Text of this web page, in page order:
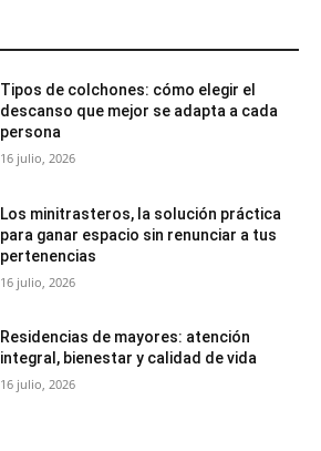
Tipos de colchones: cómo elegir el
descanso que mejor se adapta a cada
persona
16 julio, 2026
Los minitrasteros, la solución práctica
para ganar espacio sin renunciar a tus
pertenencias
16 julio, 2026
Residencias de mayores: atención
integral, bienestar y calidad de vida
16 julio, 2026